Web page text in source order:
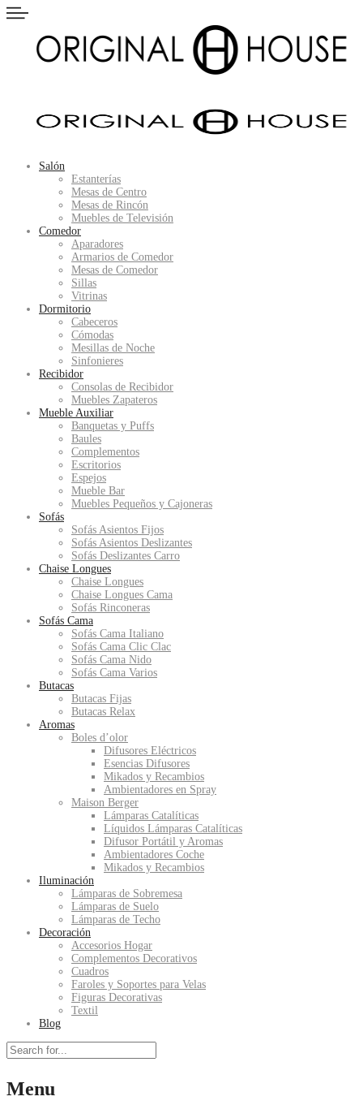
Salón
Estanterías
Mesas de Centro
Mesas de Rincón
Muebles de Televisión
Comedor
Aparadores
Armarios de Comedor
Mesas de Comedor
Sillas
Vitrinas
Dormitorio
Cabeceros
Cómodas
Mesillas de Noche
Sinfonieres
Recibidor
Consolas de Recibidor
Muebles Zapateros
Mueble Auxiliar
Banquetas y Puffs
Baules
Complementos
Escritorios
Espejos
Mueble Bar
Muebles Pequeños y Cajoneras
Sofás
Sofás Asientos Fijos
Sofás Asientos Deslizantes
Sofás Deslizantes Carro
Chaise Longues
Chaise Longues
Chaise Longues Cama
Sofás Rinconeras
Sofás Cama
Sofás Cama Italiano
Sofás Cama Clic Clac
Sofás Cama Nido
Sofás Cama Varios
Butacas
Butacas Fijas
Butacas Relax
Aromas
Boles d’olor
Difusores Eléctricos
Esencias Difusores
Mikados y Recambios
Ambientadores en Spray
Maison Berger
Lámparas Catalíticas
Líquidos Lámparas Catalíticas
Difusor Portátil y Aromas
Ambientadores Coche
Mikados y Recambios
Iluminación
Lámparas de Sobremesa
Lámparas de Suelo
Lámparas de Techo
Decoración
Accesorios Hogar
Complementos Decorativos
Cuadros
Faroles y Soportes para Velas
Figuras Decorativas
Textil
Blog
Menu